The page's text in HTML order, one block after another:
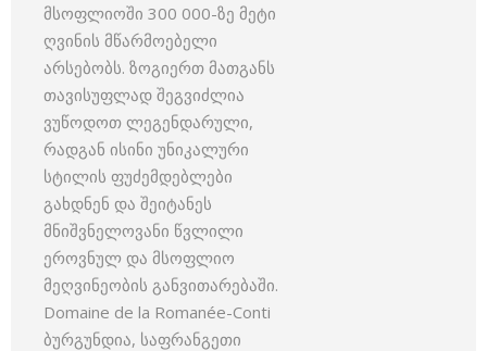
მსოფლიოში 300 000-ზე მეტი
ღვინის მწარმოებელი
არსებობს. ზოგიერთ მათგანს
თავისუფლად შეგვიძლია
ვუწოდოთ ლეგენდარული,
რადგან ისინი უნიკალური
სტილის ფუძემდებლები
გახდნენ და შეიტანეს
მნიშვნელოვანი წვლილი
ეროვნულ და მსოფლიო
მეღვინეობის განვითარებაში.
Domaine de la Romanée-Conti
ბურგუნდია, საფრანგეთი